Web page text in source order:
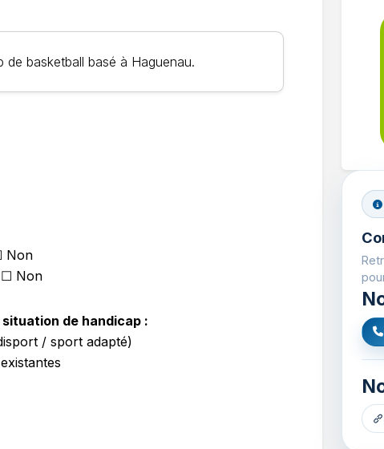
basketball basé à Haguenau.
Non
Non
de handicap :
/ sport adapté)